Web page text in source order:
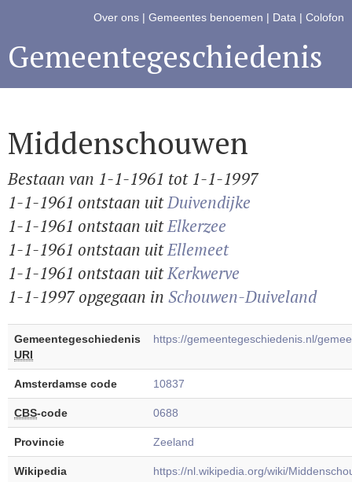
Over ons | Gemeentes benoemen | Data | Colofon
Gemeentegeschiedenis
Middenschouwen
Bestaan van 1-1-1961 tot 1-1-1997
1-1-1961 ontstaan uitDuivendijke
1-1-1961 ontstaan uitElkerzee
1-1-1961 ontstaan uitEllemeet
1-1-1961 ontstaan uitKerkwerve
1-1-1997 opgegaan in Schouwen-Duiveland
Gemeentegeschiedenis
URI
https://gemeentegeschiedenis.nl/
Amsterdamse code 10837
CBS-code 0688
Provincie Zeeland
Wikipedia https://nl.wikipedia.org/wiki/